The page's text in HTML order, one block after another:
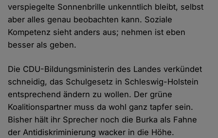
verspiegelte Sonnenbrille unkenntlich bleibt, selbst
aber alles genau beobachten kann. Soziale
Kompetenz sieht anders aus; nehmen ist eben
besser als geben.
Die CDU-Bildungsministerin des Landes verkündet
schneidig, das Schulgesetz in Schleswig-Holstein
entsprechend ändern zu wollen. Der grüne
Koalitionspartner muss da wohl ganz tapfer sein.
Bisher hält ihr Sprecher noch die Burka als Fahne
der Antidiskriminierung wacker in die Höhe.